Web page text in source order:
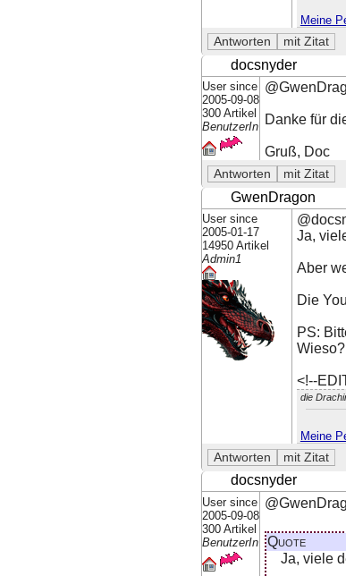
Meine
docsnyder
User since
2005-09-08
300 Artikel
BenutzerIn Danke für
Gruß, Doc
GwenDragon
User since
2005-01-17
14950 Artikel
Admin1
Ja,
Aber
Die
PS:
<!--
die
Meine
docsnyder
User since
2005-09-08
300 Artikel
BenutzerIn
Quote
Ja, viele